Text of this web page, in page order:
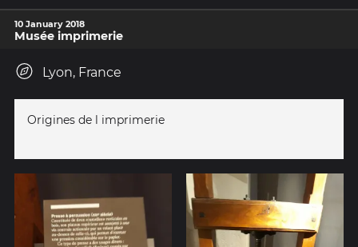
10 January 2018
Musée imprimerie
Lyon, France
Origines de l imprimerie